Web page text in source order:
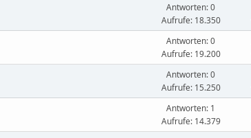
Antworten: 0
Aufrufe: 18.350
Antworten: 0
Aufrufe: 19.200
Antworten: 0
Aufrufe: 15.250
Antworten: 1
Aufrufe: 14.379